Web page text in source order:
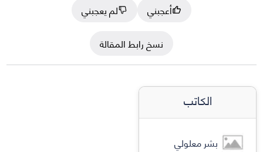
أعجبني
لم يعجبني
نسخ رابط المقالة
الكاتب
بشر معلولي